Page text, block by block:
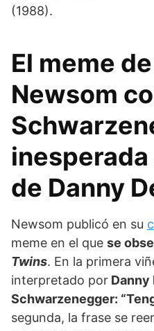
(1988).
El meme
Newsom
de Danny
Newsom publicó en su
meme en el que se
Twins. En la primera
interpretado por Danny
Schwarzenegger:
segunda, la frase se